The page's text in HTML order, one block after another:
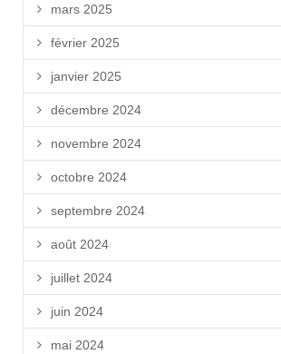
mars 2025
février 2025
janvier 2025
décembre 2024
novembre 2024
octobre 2024
septembre 2024
août 2024
juillet 2024
juin 2024
mai 2024